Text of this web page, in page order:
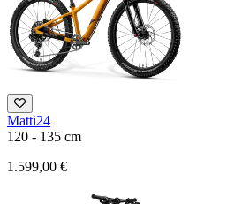
Matti24
120 - 135 cm
1.599,00 €